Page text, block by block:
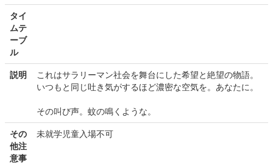
タイ
ムテ
ーブ
ル
説明
これはサラリーマン社会を舞台にした希望と絶望の物語。
いつもと同じ吐き気がするほど濃密な空気を。あなたに。
その叫び声。蚊の鳴くような。
その
他注
意事
未就学児童入場不可